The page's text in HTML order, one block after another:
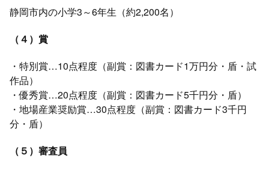
静岡市内の小学3～6年生（約2,200名）
（４）賞
・特別賞…10点程度（副賞：図書カード1万円分・盾・試
作品）
・優秀賞…20点程度（副賞：図書カード5千円分・盾）
・地場産業奨励賞…30点程度（副賞：図書カード3千円
分・盾）
（５）審査員